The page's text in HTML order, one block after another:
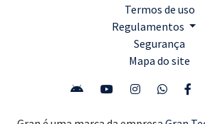
Termos de uso
Regulamentos
Segurança
Mapa do site